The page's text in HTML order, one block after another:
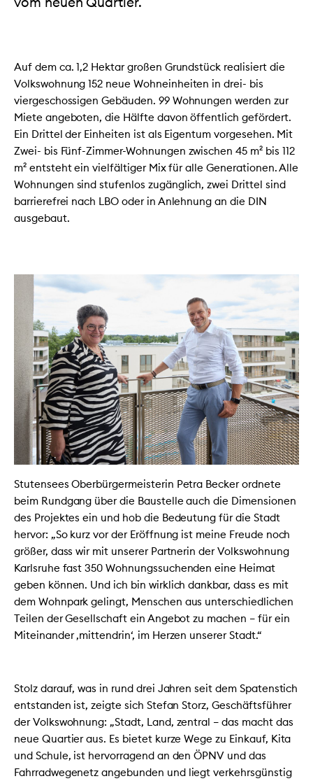
Auf dem ca. 1,2 Hektar großen Grundstück realisiert die
Volkswohnung 152 neue Wohneinheiten in drei- bis
viergeschossigen Gebäuden. 99 Wohnungen werden zur
Miete angeboten, die Hälfte davon öffentlich gefördert.
Ein Drittel der Einheiten ist als Eigentum vorgesehen. Mit
Zwei- bis Fünf-Zimmer-Wohnungen zwischen 45 m² bis 112
m² entsteht ein vielfältiger Mix für alle Generationen. Alle
Wohnungen sind stufenlos zugänglich, zwei Drittel sind
barrierefrei nach LBO oder in Anlehnung an die DIN
ausgebaut.
Stutensees Oberbürgermeisterin Petra Becker ordnete
beim Rundgang über die Baustelle auch die Dimensionen
des Projektes ein und hob die Bedeutung für die Stadt
hervor: „So kurz vor der Eröffnung ist meine Freude noch
größer, dass wir mit unserer Partnerin der Volkswohnung
Karlsruhe fast 350 Wohnungssuchenden eine Heimat
geben können. Und ich bin wirklich dankbar, dass es mit
dem Wohnpark gelingt, Menschen aus unterschiedlichen
Teilen der Gesellschaft ein Angebot zu machen – für ein
Miteinander ‚mittendrin‘, im Herzen unserer Stadt.“
Stolz darauf, was in rund drei Jahren seit dem Spatenstich
entstanden ist, zeigte sich Stefan Storz, Geschäftsführer
der Volkswohnung: „Stadt, Land, zentral – das macht das
neue Quartier aus. Es bietet kurze Wege zu Einkauf, Kita
und Schule, ist hervorragend an den ÖPNV und das
Fahrradwegenetz angebunden und liegt verkehrsgünstig